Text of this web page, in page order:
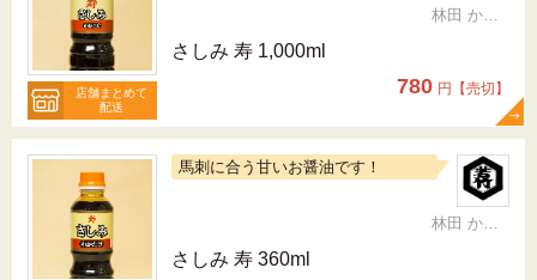
店舗まとめて
配送
林田 かおり
さしみ 寿 1,000ml
780 円【売切】
馬刺に合う甘いお醤油です！
林田 かおり
さしみ 寿 360ml